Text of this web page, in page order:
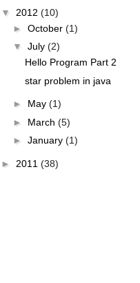
▼ 2012 (10)
► October (1)
▼ July (2)
Hello Program Part 2
star problem in java
► May (1)
► March (5)
► January (1)
► 2011 (38)